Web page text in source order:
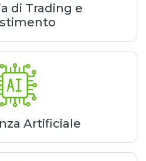
di Trading e
Artificiale